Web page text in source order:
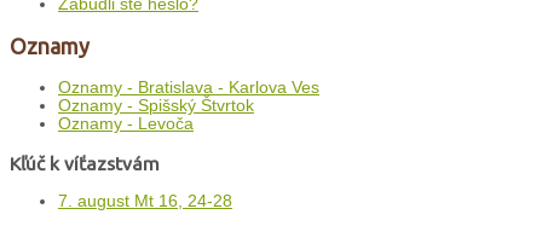
Zabudli ste heslo?
Oznamy
Oznamy - Bratislava - Karlova Ves
Oznamy - Spišský Štvrtok
Oznamy - Levoča
Kľúč k víťazstvám
7. august Mt 16, 24-28